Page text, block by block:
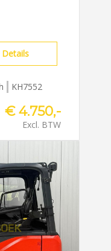
Details
KH7552
€ 4.750,-
Excl. BTW